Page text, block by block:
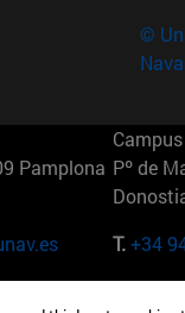
©
Pamplona Pº de
T.+34